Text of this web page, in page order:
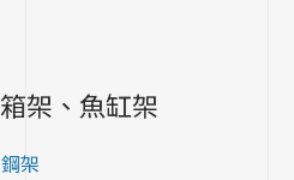
架、魚缸架
架